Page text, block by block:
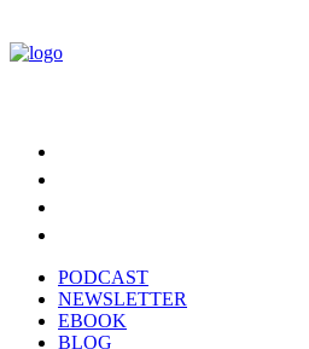
PODCAST
NEWSLETTER
EBOOK
BLOG